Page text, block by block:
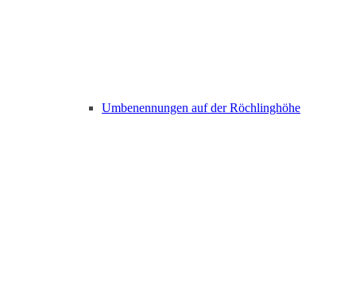
Umbenennungen auf der Röchlinghöhe